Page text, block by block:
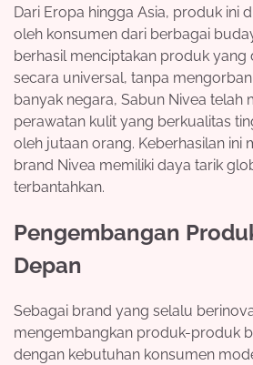
Dari Eropa hingga Asia, produk ini
oleh konsumen dari berbagai
berhasil menciptakan produk yang
secara universal, tanpa
banyak negara, Sabun Nivea telah
perawatan kulit yang berkualitas
oleh jutaan orang. Keberhasilan ini
brand Nivea memiliki daya tarik
terbantahkan.
Pengembangan
Depan
Sebagai brand yang selalu
mengembangkan produk-produk
dengan kebutuhan konsumen